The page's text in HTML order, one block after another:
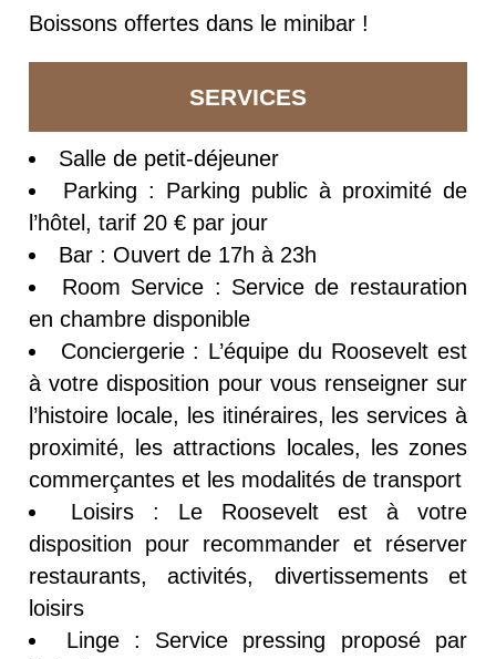
Boissons offertes dans le minibar !
SERVICES
Salle de petit-déjeuner
Parking : Parking public à proximité de
l’hôtel, tarif 20 € par jour
Bar : Ouvert de 17h à 23h
Room Service : Service de restauration
en chambre disponible
Conciergerie : L’équipe du Roosevelt est
à votre disposition pour vous renseigner sur
l’histoire locale, les itinéraires, les services à
proximité, les attractions locales, les zones
commerçantes et les modalités de transport
Loisirs : Le Roosevelt est à votre
disposition pour recommander et réserver
restaurants, activités, divertissements et
loisirs
Linge : Service pressing proposé par